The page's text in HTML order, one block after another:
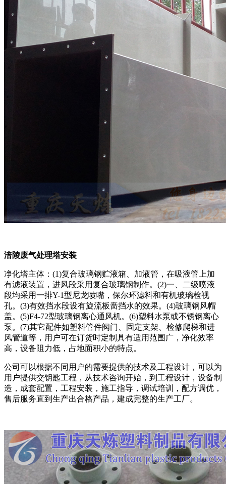
涪陵废气处理塔安装
净化塔主体：(1)复合玻璃钢贮液箱、加液管，在吸液管上加
有滤液装置，进风段采用复合玻璃钢制作。(2)一、二级喷液
段均采用一排Y-1型尼龙喷嘴，保尔环滤料和有机玻璃检视
孔。(3)有效挡水段设有旋流板啬挡水的效果。(4)玻璃钢风帽
盖。(5)F4-72型玻璃钢离心通风机。(6)塑料水泵或不锈钢离心
泵。(7)其它配件如塑料管件阀门、固定支架、检修爬梯和进
风管道等，用户可在订货时定制具有适用范围广，净化效率
高，设备阻力低，占地面积小的特点。
公司可以根据不同用户的需要提供的技术及工程设计，可以为
用户提供交钥匙工程，从技术咨询开始，到工程设计，设备制
造，成套配置，工程安装，施工指导，调试培训，配方调优，
售后服务直到生产出合格产品，建成完整的生产工厂。